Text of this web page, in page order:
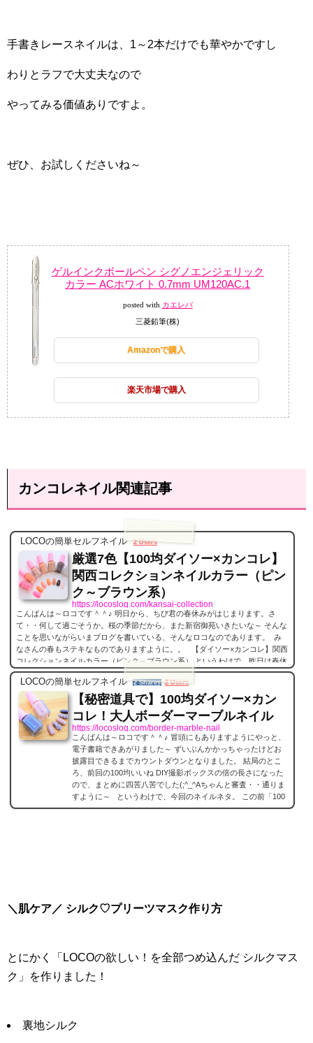
手書きレースネイルは、1～2本だけでも華やかですし
わりとラフで大丈夫なので
やってみる価値ありですよ。
ぜひ、お試しくださいね～
ゲルインクボールペン シグノエンジェリック
カラー ACホワイト 0.7mm UM120AC.1
posted with カエレバ
三菱鉛筆(株)
Amazonで購入
楽天市場で購入
カンコレネイル関連記事
LOCOの簡単セルフネイル 2 Users
厳選7色【100均ダイソー×カンコレ】
関西コレクションネイルカラー（ピン
ク～ブラウン系）
https://locoslog.com/kansai-collection
こんばんは～ロコです＾＾♪ 明日から、ちび君の春休みがはじまります。さ
て・・何して過ごそうか。桜の季節だから、また新宿御苑いきたいな～ そんな
ことを思いながらいまブログを書いている、そんなロコなのであります。 み
なさんの春もステキなものでありますように。。 【ダイソー×カンコレ】関西
コレクションネイルカラー（ピンク～ブラウン系） というわけで、昨日は春休
み目前のチビ君連れて近所のダイソーに遊び行ってきましたよ。 そのダイソー
は、春の大規模リニューアルで...
LOCOの簡単セルフネイル 2 Shares 2 Users
【秘密道具で】100均ダイソー×カン
コレ！大人ボーダーマーブルネイル
https://locoslog.com/border-marble-nail
こんばんは～ロコです＾＾♪ 冒頭にもありますようにやっと、
電子書籍できあがりました～ ずいぶんかかっちゃったけどお
披露目できるまでカウントダウンとなりました。 結局のとこ
ろ、前回の100均いいね DIY撮影ボックスの倍の長さになった
ので、まとめに四苦八苦でした(;^_^Aちゃんと審査・・通りま
すように～ というわけで、今回のネイルネタ。 この前「100
均ダイソー×カンコレネイル」をごそっと買ってきたのでとっ
＼肌ケア／ シルク♡プリーツマスク作り方
とにかく「LOCOの欲しい！を全部つめ込んだ シルクマス
ク」を作りました！
裏地シルク